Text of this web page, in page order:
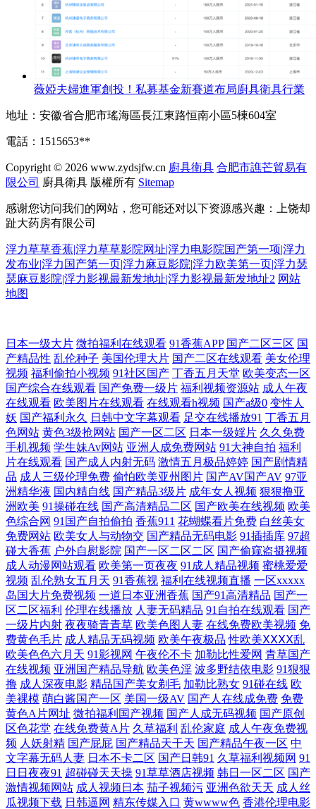
薇婭夫婦進軍創投！私募基金新賽道布局廚具衛具行業
地址：安徽省合肥市瑤海區長江東路恒南小區5棟604室
電話：1515653**
Copyright © 2026 www.zydsjfw.cn 廚具衛具 合肥市譙芒貿易有
限公司 廚具衛具 版權所有 Sitemap
感谢您访问我们的网站，您可能还对以下资源感兴趣：上饶却
趾大药房有限公司
浮力草草香蕉|浮力草草影院网址|浮力电影院国产第一项|浮力
发布业|浮力国产第一页|浮力麻豆影院|浮力欧美第一页|浮力瑟
瑟麻豆影院|浮力影视最新发地址|浮力影视最新发地址2 网站
地图
欧美二区三区大片网站 男人的天堂国产在线视频 最新h视频 精品国产自在
午夜第一页 东方导航 日本簧色视频 91精品牛 军婚之h啪肉np文 亚洲狼窝
一二三四 国产经典一区二区 日韩精品欧美高清区 99热网站 免费国产在线
精品二区 三级在线观看免费 成人蘑菇国产 青草草在线视频免费观看 最近
韩国电 精品国产高清一区二区 午夜亚洲福利 福佑电影网 情侣高清视频大
全 最新精品国自产拍 久久天堂影院 亚洲开心婷婷中文字幕 国产精品成人
永久在线 婷婷六月海角社区 国产精品一级爱 色五月97 AA级黄色网 免费
超清电影大全 又大又粗 国产一区二区免费精品 亚洲人人视频 国产日产高
清欧美一区 91大神在线 欧美伦理在线 少妇我被躁爽到高潮A片白洁 成人
日韩免费 日韩精品二 91亚洲网站 久久青草线蕉国产 亚洲精品国产在线网
站 国产精品夜夜爽 日韩欧美国产 97色色网 免费观高清精 一级日本推油按
国产亚洲欧美中文 天天草夜夜草 成人又黄 欧美伊人 中文字幕日韩第一二
区 极品白丝国产在线视频 先锋影音最新资源站 福利AV网站 日本免费高清
视频网站 91网页版免费看 励志影院 亚洲日本欧美在线 国产亚洲精品第一
日本一级大片 微拍福利在线观看 91香蕉APP 国产二区三区 国
产精品性 乱伦种子 美国伦理大片 国产二区在线观看 美女伦理
视频 福利偷拍小视频 91社区国产 丁香五月天堂 欧美变态一区
国产综合在线观看 国产免费一级片 福利视频资源站 成人午夜
在线观看 欧美图片在线观看 在线观看h视频 国产a级0 变性人
妖 国产福利永久 日韩中文字幕观看 足交在线播放91 丁香五月
色网站 黄色3级抢网站 国产一区二区 日本一级婬片 久久免费
手机视频 学生妹Av网站 亚洲人成免费网站 91大神自拍 福利
片在线观看 国产成人内射无码 激情五月极品婷婷 国产剧情精
品 成人三级伦理免费 偷怕欧美亚州图片 国产AV国产AV 97亚
洲精华液 国内精自线 国产精品3级片 成年女人视频 狠狠撸亚
洲欧美 91操碰在线 国产高清精品二区 国产欧美在线视频 欧美
色综合网 91国产自拍偷拍 香蕉911 花蝴蝶看片免费 白丝美女
免费网站 欧美女人与动物交 国产精品无码电影 91插插库 97超
碰大香蕉 户外自慰影院 国产一区二区二区 国产偷窥盗摄视频
成人动漫网站观看 欧美第一页夜夜 91成人精品视频 蜜桃爱爱
视频 乱伦熟女五月天 91香蕉视 福利在线视频直播 一区xxxxx
岛国大片免费视频 一道日本亚洲香蕉 国产91高清精品 国产一
区二区福利 伦理在线播放 人妻无码精品 91自拍在线观看 国产
一级片内射 夜夜骑青青草 欧美色图人妻 在线免费欧美视频 免
费黄色毛片 成人精品无码视频 欧美午夜极品 性欧美ⅩⅩⅩⅩ乱
欧美色色六月天 91影视网 午夜伦不卡 加勒比性爱网 青草国产
在线视频 亚洲国产精品导航 欧美色淫 波多野结依电影 91狠狠
撸 成人深夜电影 精品国产美女剃毛 加勒比熟女 91碰在线 欧
美裸模 萌白酱国产一区 美国一级AV 国产人在线成免费 免费
黄色A片网址 微拍福利国产视频 国产人成无码视频 国产原创
区色花堂 在线免费黄A片 久草福利 乱伦家庭 成人午夜免费视
频 人妖射精 国产屁屁 国产精品天干天 国产精品午夜一区 中
文字幕无码人妻 日本不卡二区 国产日韩91 久草福利视频网 91
日日夜夜91 超碰碰天天操 91草草酒店视频 韩日一区二区 国产
激情视频网站 成人视频日本 茄子视频污 亚洲色欲天天 成人丝
瓜视频下载 日韩逼网 精东传媒入口 黄wwww色 香港伦理电影